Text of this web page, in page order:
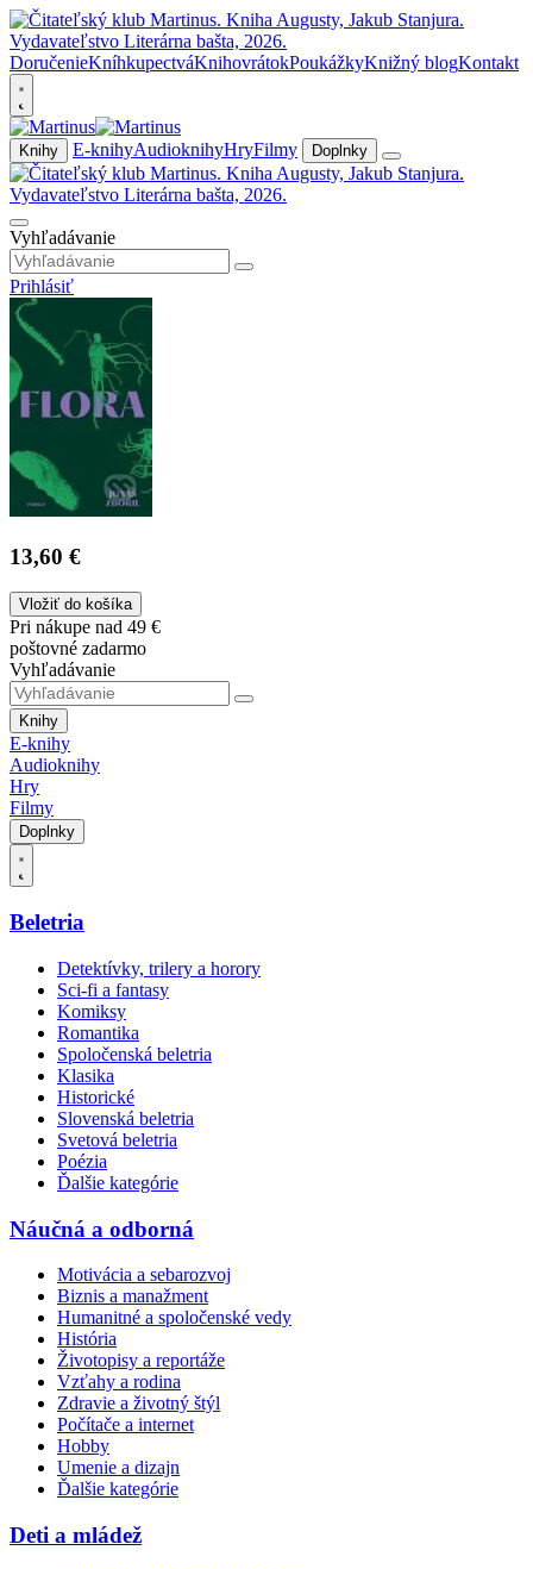
DoručenieKníhkupectváKnihovrátokPoukážkyKnižný blogKontakt
Knihy E-knihyAudioknihyHryFilmy Doplnky
Vyhľadávanie
Prihlásiť
13,60 €
Vložiť do košíka
Pri nákupe nad 49 €
poštovné zadarmo
Vyhľadávanie
Knihy
E-knihy
Audioknihy
Hry
Filmy
Doplnky
Beletria
Detektívky, trilery a horory
Sci-fi a fantasy
Komiksy
Romantika
Spoločenská beletria
Klasika
Historické
Slovenská beletria
Svetová beletria
Poézia
Ďalšie kategórie
Náučná a odborná
Motivácia a sebarozvoj
Biznis a manažment
Humanitné a spoločenské vedy
História
Životopisy a reportáže
Vzťahy a rodina
Zdravie a životný štýl
Počítače a internet
Hobby
Umenie a dizajn
Ďalšie kategórie
Deti a mládež